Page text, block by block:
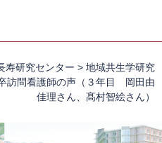
寿研究センター > 地域共生学研究
訪問看護師の声（３年目 岡田由
佳理さん、髙村智絵さん）